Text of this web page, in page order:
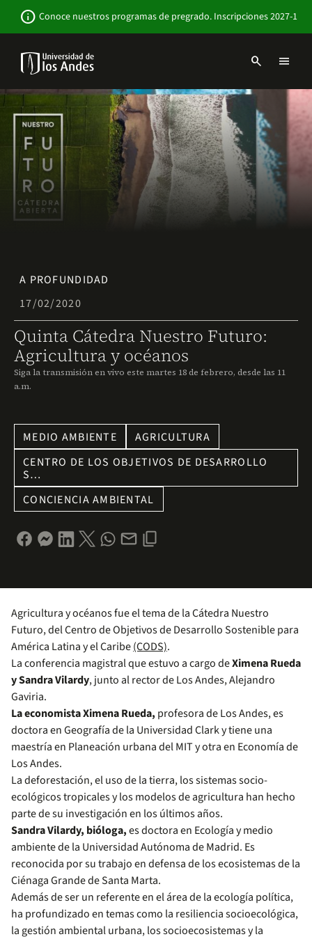
contenido
info Conoce nuestros programas de pregrado. Inscripciones 2027-1
Navbar
-
Sitio
Institucional
search menu
A PROFUNDIDAD
17/02/2020
Quinta Cátedra Nuestro Futuro:
Agricultura y océanos
Siga la transmisión en vivo este martes 18 de febrero, desde las 11
a.m.
MEDIO AMBIENTE
AGRICULTURA
CENTRO DE LOS OBJETIVOS DE DESARROLLO
S…
CONCIENCIA AMBIENTAL
Agricultura y océanos fue el tema de la Cátedra Nuestro
Futuro, del Centro de Objetivos de Desarrollo Sostenible para
América Latina y el Caribe(CODS).
La conferencia magistral que estuvo a cargo deXimena Rueda
y Sandra Vilardy, junto al rector de Los Andes, Alejandro
Gaviria.
La economista Ximena Rueda, profesora de Los Andes, es
doctora en Geografía de la Universidad Clark y tiene una
maestría en Planeación urbana del MIT y otra en Economía de
Los Andes.
La deforestación, el uso de la tierra, los sistemas socio-
ecológicos tropicales y los modelos de agricultura han hecho
parte de su investigación en los últimos años.
Sandra Vilardy, bióloga,es doctora en Ecología y medio
ambiente de la Universidad Autónoma de Madrid. Es
reconocida por su trabajo en defensa de los ecosistemas de la
Ciénaga Grande de Santa Marta.
Además de ser un referente en el área de la ecología política,
ha profundizado en temas como la resiliencia socioecológica,
la gestión ambiental urbana, los socioecosistemas y la